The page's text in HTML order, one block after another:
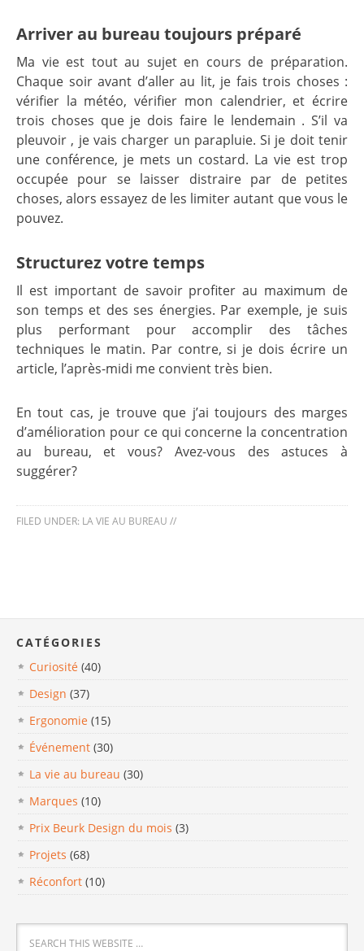
Arriver au bureau toujours préparé
Ma vie est tout au sujet en cours de préparation.
Chaque soir avant d’aller au lit, je fais trois choses :
vérifier la météo, vérifier mon calendrier, et écrire
trois choses que je dois faire le lendemain . S’il va
pleuvoir , je vais charger un parapluie. Si je doit tenir
une conférence, je mets un costard. La vie est trop
occupée pour se laisser distraire par de petites
choses, alors essayez de les limiter autant que vous le
pouvez.
Structurez votre temps
Il est important de savoir profiter au maximum de
son temps et des ses énergies. Par exemple, je suis
plus performant pour accomplir des tâches
techniques le matin. Par contre, si je dois écrire un
article, l’après-midi me convient très bien.
En tout cas, je trouve que j’ai toujours des marges
d’amélioration pour ce qui concerne la concentration
au bureau, et vous? Avez-vous des astuces à
suggérer?
FILED UNDER: LA VIE AU BUREAU //
CATÉGORIES
Curiosité (40)
Design (37)
Ergonomie (15)
Événement (30)
La vie au bureau (30)
Marques (10)
Prix Beurk Design du mois (3)
Projets (68)
Réconfort (10)